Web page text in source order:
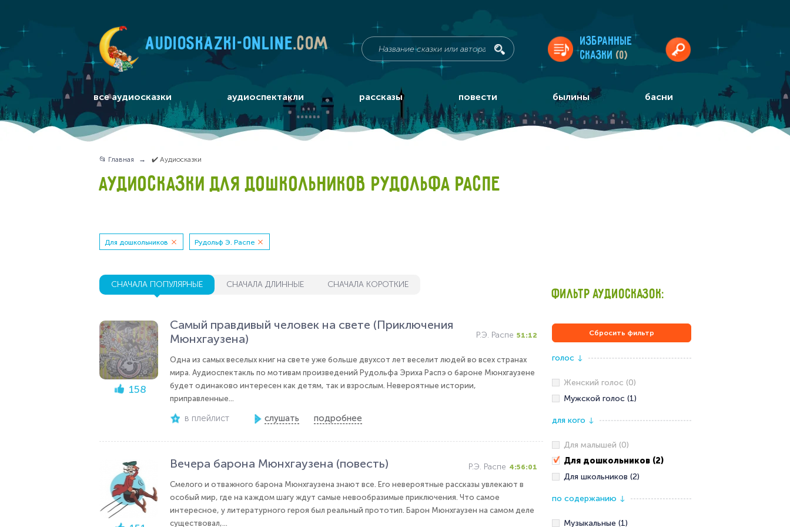
audioskazki-online.com
Избранные
сказки (0)
все аудиосказки аудиоспектакли рассказы повести былины басни
📂 Главная ✔️ Аудиосказки
АУДИОСКАЗКИ ДЛЯ ДОШКОЛЬНИКОВ РУДОЛЬФА РАСПЕ
Для дошкольников Рудольф Э. Распе
СНАЧАЛА ПОПУЛЯРНЫЕ СНАЧАЛА ДЛИННЫЕ СНАЧАЛА КОРОТКИЕ
158
Самый правдивый человек на свете (Приключения
Мюнхгаузена)
Р.Э. Распе 51:12
Одна из самых веселых книг на свете уже больше двухсот лет веселит людей во всех странах
мира. Аудиоспектакль по мотивам произведений Рудольфа Эриха Распэ о бароне Мюнхгаузене
будет одинаково интересен как детям, так и взрослым. Невероятные истории,
приправленные...
в плейлист слушать подробнее
Вечера барона Мюнхгаузена (повесть) Р.Э. Распе 4:56:01
Смелого и отважного барона Мюнхгаузена знают все. Его невероятные рассказы увлекают в
особый мир, где на каждом шагу ждут самые невообразимые приключения. Что самое
интересное, у литературного героя был реальный прототип. Барон Мюнхгаузен на самом деле
существовал,...
ФИЛЬТР АУДИОСКАЗОК:
Сбросить фильтр
голос ↓
Женский голос (0)
Мужской голос (1)
для кого ↓
Для малышей (0)
Для дошкольников (2)
Для школьников (2)
по содержанию ↓
Музыкальные (1)